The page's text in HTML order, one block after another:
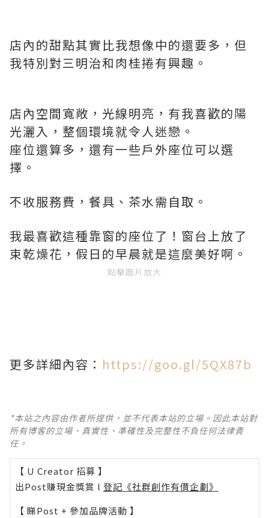
店內的甜點其實比我想像中的還要多，但
我特別對三明治和肉桂捲有興趣。
店內空間寬敞，光線明亮，有我喜歡的陽
光灑入，整個環境就令人迷戀。
座位還算多，還有一些戶外座位可以選
擇。
不收服務費，餐具、茶水需自取。
我最喜歡這種靠窗的座位了！窗台上放了
束乾燥花，假日的早晨就是這麼美好啊。
點擊圖片放大
更多詳細內容： https://goo.gl/5QX87b
*本站之內容由作者所提供，並不代表本站的立場。因此本站對
所有博客的立場、真實性、準確性及完整性不負任何法律責
任。
【 U Creator 招募 】
出Post賺現金獎賞 l 登記《社群創作有價企劃》
【 睇Post + 參加品牌活動 】